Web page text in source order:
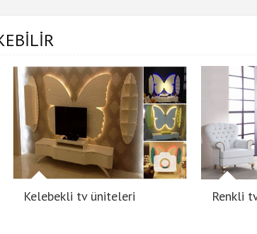
Kelebekli tv üniteleri Renkli